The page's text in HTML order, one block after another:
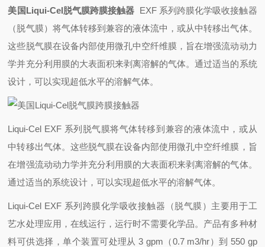
美国Liqui-Cel脱气膜跨膜接触器 EXF 系列跨膜化学吸收接触器
（脱气膜）将气体转移到兼容的液体流中，或从中转移出气体。
这些脱气膜在设备内部使用微孔中空纤维膜，旨在增强流动动力
学并充分利用膜的大表面积来剥离溶解的气体。通过适当的系统
设计，可以实现超低水平的溶解气体。
Liqui-Cel EXF 系列脱气膜将气体转移到兼容的液体流中，或从
中转移出气体。这些脱气膜在设备内部使用微孔中空纤维膜，旨
在增强流动动力学并充分利用膜的大表面积来剥离溶解的气体。
通过适当的系统设计，可以实现超低水平的溶解气体。
Liqui-Cel EXF 系列跨膜化学吸收接触器（脱气膜）主要用于工
艺水处理应用，在线运行，运行时不需要化学品。产品有多种材
料可供选择，单个装置可处理从 3 gpm（0.7 m3/hr）到 550 gp